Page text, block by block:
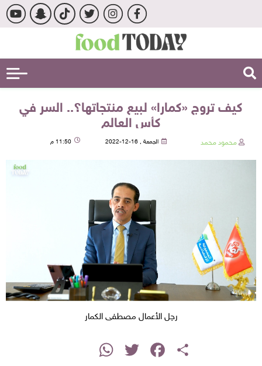
كيف تروج «كمارا» لبيع منتجاتها؟.. السر في
كأس العالم
محمود محمد الجمعة , 16-12-2022 11:50 م
رجل الأعمال مصطفى الكمار
Share
Facebook
Twitter
WhatsApp